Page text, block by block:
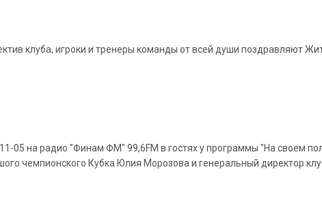
клуба, игроки и тренеры команды от всей души поздравляют
05 на радио "Финам ФМ" 99,6FM в гостях у программы "На своем
чемпионского Кубка Юлия Морозова и генеральный директор